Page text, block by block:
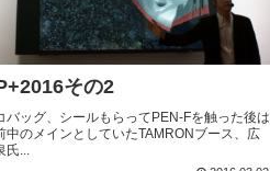
その2
バッグ、シールもらってPEN-Fを触った後は
中のメインとしていたTAMRONブース、広
氏...